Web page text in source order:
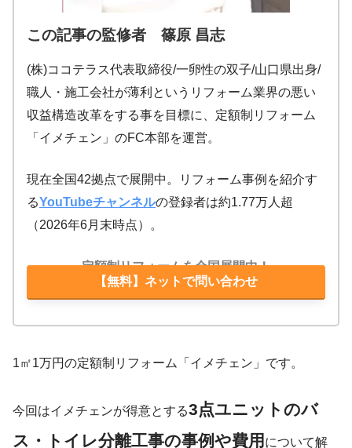
この記事の監修者 篠原 昌志
(株)ココテラス代表取締役/一卵性の双子/山口県出身/
職人・施工会社が薄利というリフォーム業界の悪い
収益構造改革をする事を目標に、定額制リフォーム
「イメチェン」のFC本部を運営。
現在全国42拠点で展開中。リフォーム事例を紹介す
るYouTubeチャンネルの登録者は約1.77万人超
（2026年6月末時点）。
定額制リフォームを全国展開中！
【無料】ネットで問い合わせ
1㎡1万円の定額制リフォーム「イメチェン」です。
今回はイメチェンが得意とする3点ユニットのバ
ス・トイレ分離工事の事例や費用 について解